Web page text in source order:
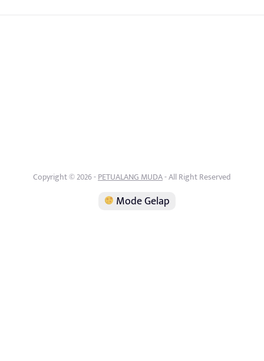
Copyright © 2026 -PETUALANG MUDA- All Right Reserved
Mode Gelap